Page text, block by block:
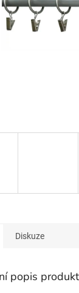
Diskuze
popis